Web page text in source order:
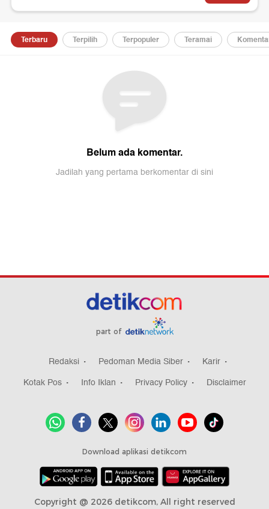
part of
Redaksi Pedoman Media Siber
Karir
Kotak Pos
Info Iklan Privacy Policy Disclaimer
Download aplikasi detikcom
Copyright @ 2026 detikcom, All right reserved